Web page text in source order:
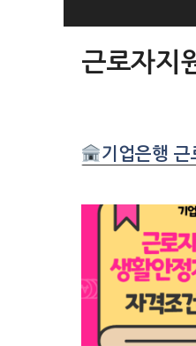
근로자지
기업은행